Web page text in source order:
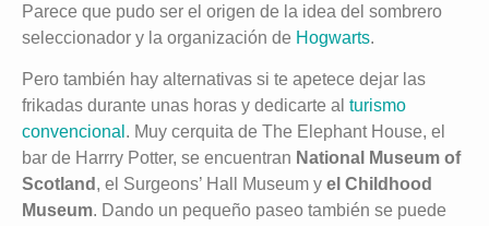
Parece que pudo ser el origen de la idea del sombrero
seleccionador y la organización de Hogwarts.
Pero también hay alternativas si te apetece dejar las
frikadas durante unas horas y dedicarte al turismo
convencional . Muy cerquita de The Elephant House, el
bar de Harrry Potter, se encuentran National Museum of
Scotland , el Surgeons’ Hall Museum y el Childhood
Museum. Dando un pequeño paseo también se puede